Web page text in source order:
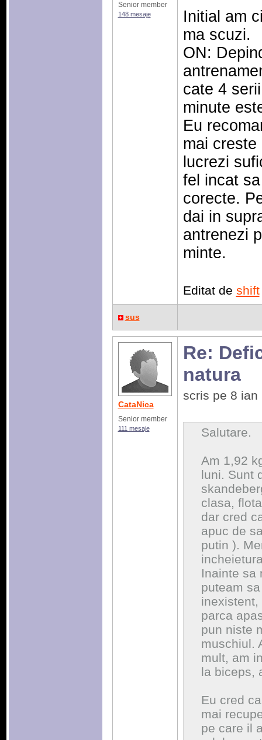
Senior member
148 mesaje
Initial am
ma scuzi.
ON:
cate 4
minute
Eu
mai
lucrezi
fel incat
corecte.
dai in
antrenezi
minte.
Editat de shift
sus
CataNica
Senior member
111 mesaje
Re:
natura
scris pe 8
Salutare.
Am 1,92
luni. Sunt
clasa,
dar cred
apuc de
putin ).
Inainte sa
puteam
parca
pun niste
muschiul.
mult, am
la biceps,
Eu cred
mai
pe care il